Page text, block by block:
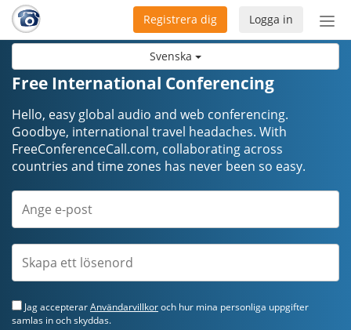
Svenska
Logga in
Registrera dig
Free International Conferencing
Hello, easy global audio and web conferencing.
Goodbye, international travel headaches. ​​​​​​​With
FreeConferenceCall.com, collaborating across
countries and time zones has never been so easy.
Jag accepterarAnvändarvillkoroch hur mina personliga uppgifter
samlas in och skyddas.